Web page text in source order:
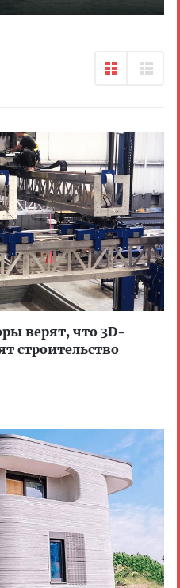
верят, что 3D-
строительство